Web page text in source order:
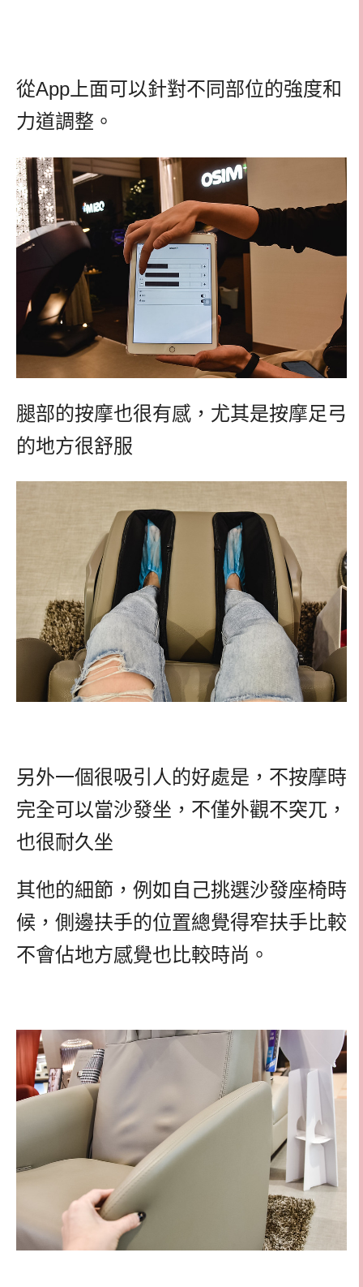
從App上面可以針對不同部位的強度和
力道調整。
腿部的按摩也很有感，尤其是按摩足弓
的地方很舒服
另外一個很吸引人的好處是，不按摩時
完全可以當沙發坐，不僅外觀不突兀，
也很耐久坐
其他的細節，例如自己挑選沙發座椅時
候，側邊扶手的位置總覺得窄扶手比較
不會佔地方感覺也比較時尚。